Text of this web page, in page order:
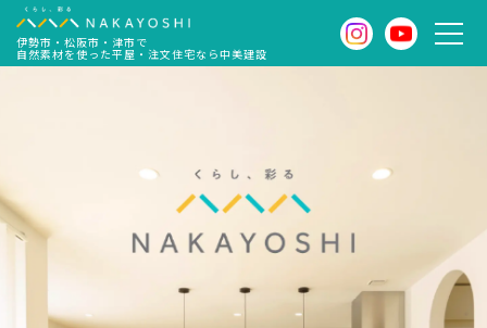
伊勢市・松阪市・津市で
自然素材を使った平屋・注文住宅なら中美建設